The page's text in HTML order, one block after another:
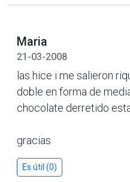
Maria
21-03-2008
las hice i me salieron
doble en forma de
chocolate derretido
gracias
Es útil (0)